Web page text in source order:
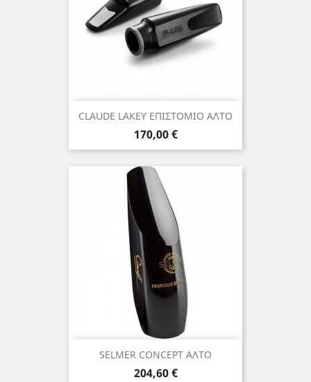
CLAUDE LAKEY ΕΠΙΣΤΟΜΙΟ ΑΛΤΟ
Τιμή
170,00 €
SELMER CONCEPT ΑΛΤΟ
Τιμή
204,60 €